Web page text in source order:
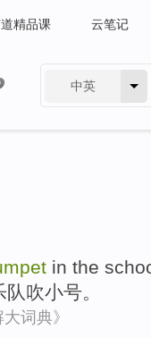
精品课 云笔记
中英
in the
队吹小号。
词典》